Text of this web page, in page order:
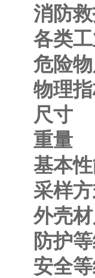
消防
各类
危险
物理
尺
重
基本
采样
外壳
防护
安全